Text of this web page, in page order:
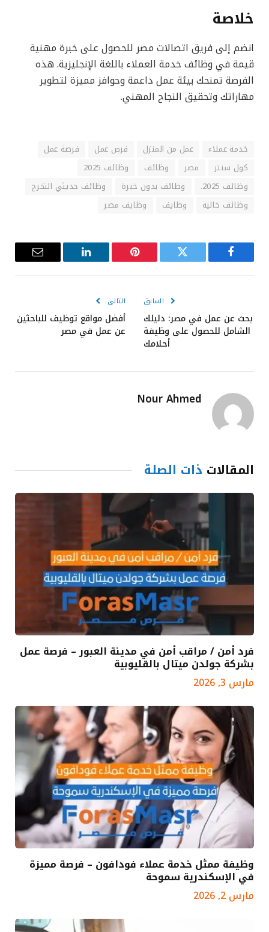
خلاصة
انضم إلى فريق اتصالات مصر للحصول على خبرة مهنية
قيمة في وظائف خدمة العملاء باللغة الإنجليزية. هذه
الفرصة تمنحك بيئة عمل داعمة وحوافز مميزة لتطوير
مهاراتك وتحقيق النجاح المهني.
خدمة عملاء عمل من المنزل فرص عمل
فرصة عمل
كول سنتر
مصر وظائف
وظائف 2025
وظائف 2025.
وظائف بدون خبرة
وظائف حديثي التخرج
وظائف خالية
وظايف وظايف مصر
فيسبوك تويتر بينتيريست لينكدإن
البريد
السابق
بحث عن عمل في مصر: دليلك
الشامل للحصول على وظيفة
أحلامك
التالي
أفضل مواقع توظيف للباحثين
عن عمل في مصر
Nour Ahmed
المقالات ذات الصلة
فرد أمن / مراقب أمن في مدينة العبور – فرصة عمل
بشركة جولدن ميتال بالقليوبية
مارس 3, 2026
وظيفة ممثل خدمة عملاء فودافون – فرصة مميزة
في الإسكندرية سموحة
مارس 2, 2026